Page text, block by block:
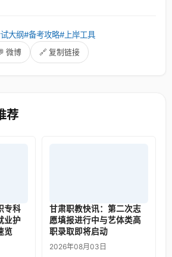
大纲#备考攻略#上岸工具
微博 🔗 复制链接
荐
专科
业护
览
甘肃职教快讯：第二次志
愿填报进行中与艺体类高
职录取即将启动
2026年08月03日